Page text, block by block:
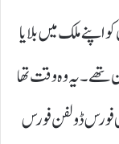
اپنے ملک میں بلایا
یہ وہ وقت تھا
فورس ڈولفن فورس